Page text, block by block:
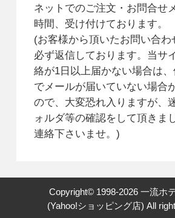
ネットでのご注文・お問合せ
時間、受け付けております。
(お客様から頂いたお問い合わ
必ず返信しております。当サ
絡が1日以上届かない場合は
でメールが届いていない場合
ので、大変恐れ入りますが、
ォルダ等の確認をして頂きま
連絡下さいませ。)
Copyright© 1998-2026一流ホ
(Yahoo!ショッピング店) All